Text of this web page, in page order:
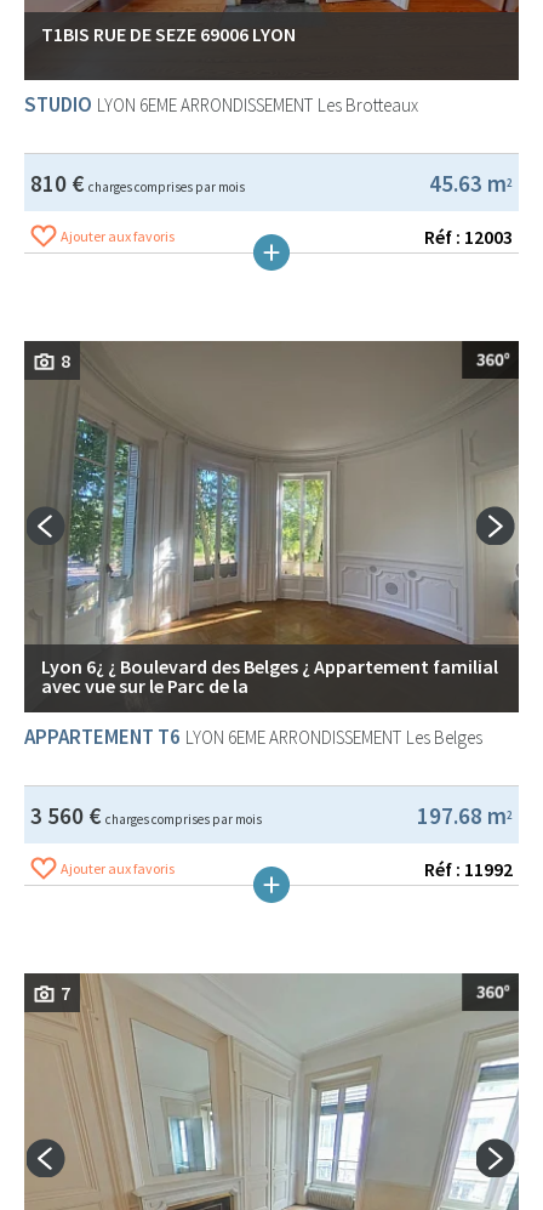
T1BIS RUE DE SEZE 69006 LYON
STUDIO LYON 6EME ARRONDISSEMENT Les Brotteaux
45.63 m2
810 € charges comprises par mois
Ajouter aux favoris Réf : 12003
8
Lyon 6¿ ¿ Boulevard des Belges ¿ Appartement familial
avec vue sur le Parc de la
APPARTEMENT T6 LYON 6EME ARRONDISSEMENT Les Belges
197.68 m2
3 560 € charges comprises par mois
Ajouter aux favoris Réf : 11992
7